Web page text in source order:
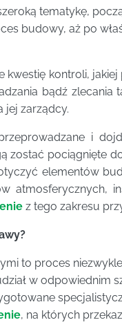
tematykę,
budowy, aż po
kwestię kontroli,
bądź zlecania
jej zarządcy.
i
zostać pociągnięte
elementów
atmosferycznych,
z tego zakresu
to proces
w odpowiednim
, na których